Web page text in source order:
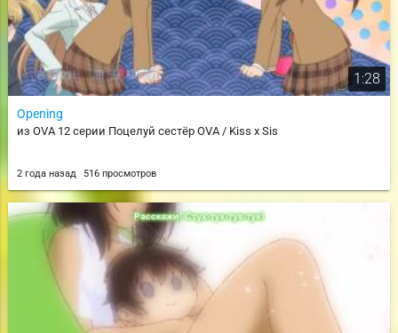
1:28
Opening
из OVA 12 серии Поцелуй сестёр OVA / Kiss x Sis
2 года назад 516 просмотров